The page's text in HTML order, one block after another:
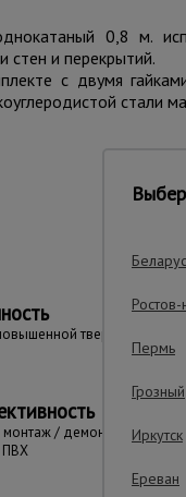
0,8 м.
стен и перекрытий.
с двумя
стали
твердости - 76
монтаж / демонтаж через
ПВХ
Пермь
Грозный
Иркутск
Ереван